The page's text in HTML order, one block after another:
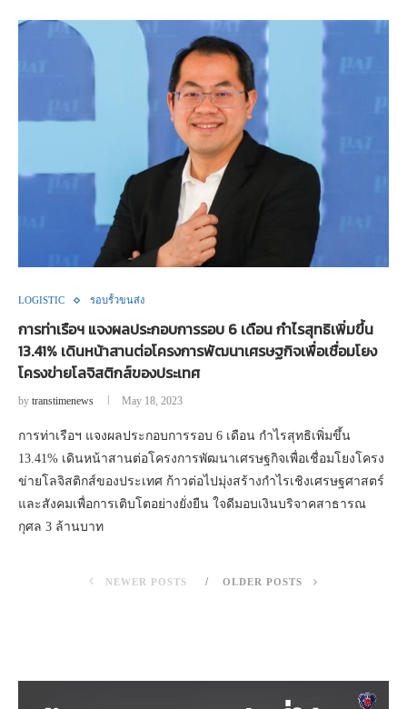
LOGISTIC รอบรั้วขนส่ง
การท่าเรือฯ แจงผลประกอบการรอบ 6 เดือน กำไรสุทธิเพิ่มขึ้น
13.41% เดินหน้าสานต่อโครงการพัฒนาเศรษฐกิจเพื่อเชื่อมโยง
โครงข่ายโลจิสติกส์ของประเทศ
by transtimenews May 18, 2023
การท่าเรือฯ แจงผลประกอบการรอบ 6 เดือน กำไรสุทธิเพิ่มขึ้น
13.41% เดินหน้าสานต่อโครงการพัฒนาเศรษฐกิจเพื่อเชื่อมโยงโครง
ข่ายโลจิสติกส์ของประเทศ ก้าวต่อไปมุ่งสร้างกำไรเชิงเศรษฐศาสตร์
และสังคมเพื่อการเติบโตอย่างยั่งยืน ใจดีมอบเงินบริจาคสาธารณ
กุศล 3 ล้านบาท
NEWER POSTS OLDER POSTS